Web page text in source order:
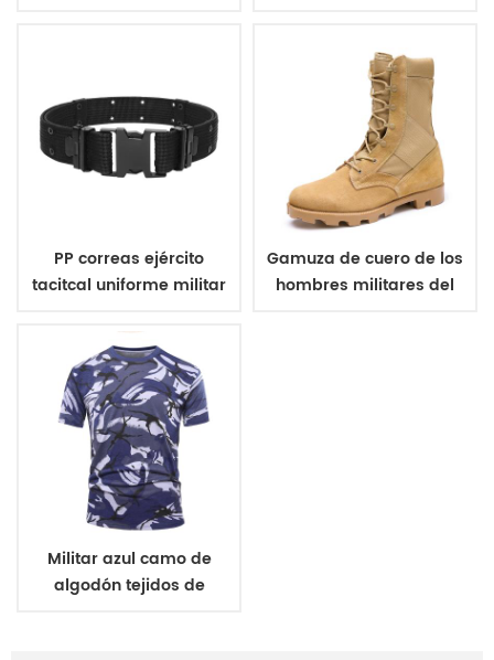
PP correas ejército
tacitcal uniforme militar
Gamuza de cuero de los
hombres militares del
Militar azul camo de
algodón tejidos de